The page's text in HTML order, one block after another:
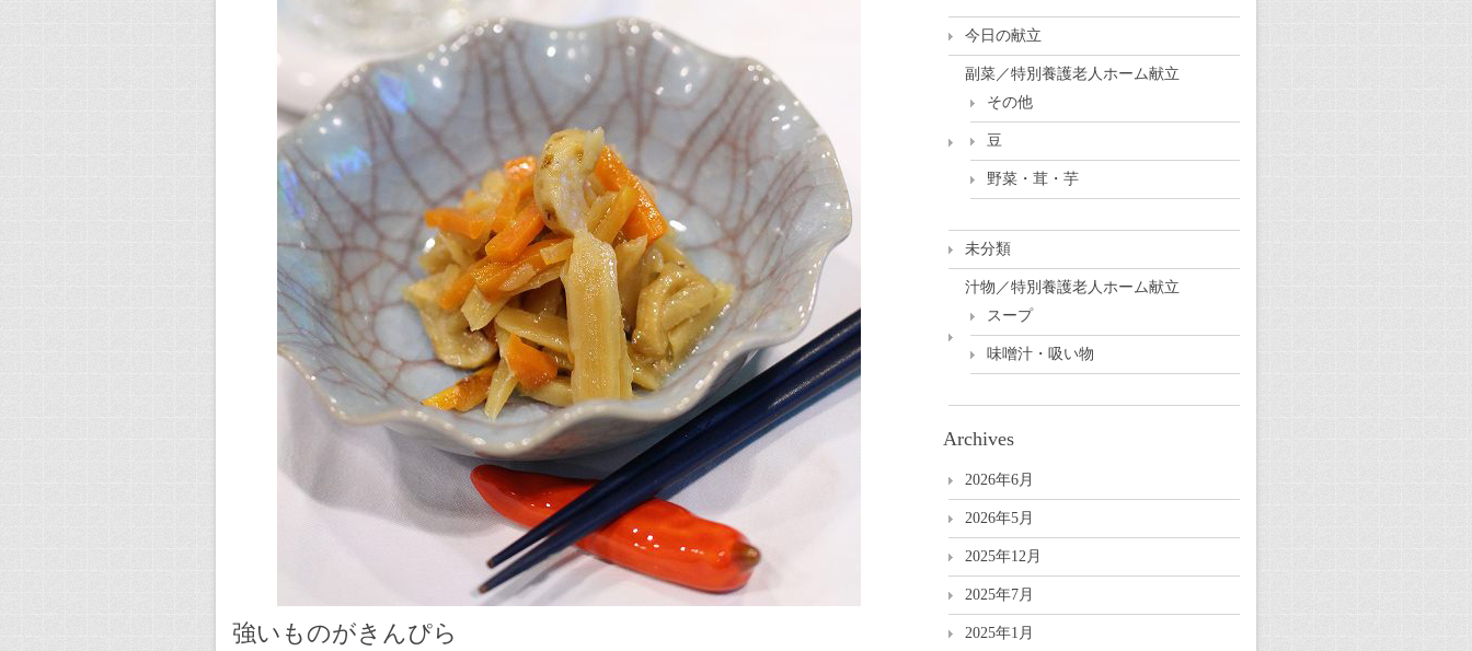
強いものがきんぴら
今日の献立
副菜／特別養護老人ホーム献立
その他
豆
野菜・茸・芋
未分類
汁物／特別養護老人ホーム献立
スープ
味噌汁・吸い物
Archives
2026年6月
2026年5月
2025年12月
2025年7月
2025年1月